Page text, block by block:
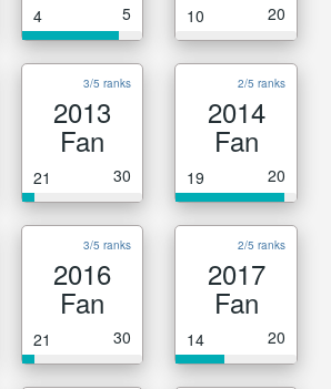
4 5 10 20
3/5 ranks
2013
Fan
21 30
2/5 ranks
2014
Fan
19 20
3/5 ranks
2016
Fan
21 30
2/5 ranks
2017
Fan
14 20